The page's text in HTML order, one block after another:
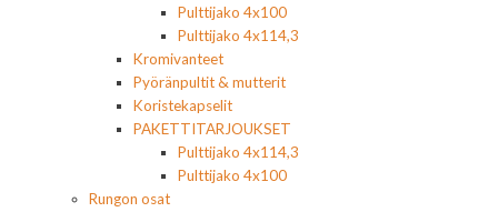
Pulttijako 4x100
Pulttijako 4x114,3
Kromivanteet
Pyöränpultit & mutterit
Koristekapselit
PAKETTITARJOUKSET
Pulttijako 4x114,3
Pulttijako 4x100
Rungon osat